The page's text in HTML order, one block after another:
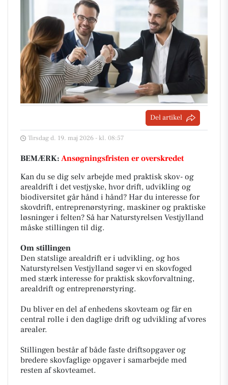
Del artikel
Tirsdag d. 19. maj 2026 - kl. 08:57
BEMÆRK: Ansøgningsfristen er overskredet
Kan du se dig selv arbejde med praktisk skov- og
arealdrift i det vestjyske, hvor drift, udvikling og
biodiversitet går hånd i hånd? Har du interesse for
skovdrift, entreprenørstyring, maskiner og praktiske
løsninger i felten? Så har Naturstyrelsen Vestjylland
måske stillingen til dig.
Om stillingen
Den statslige arealdrift er i udvikling, og hos
Naturstyrelsen Vestjylland søger vi en skovfoged
med stærk interesse for praktisk skovforvaltning,
arealdrift og entreprenørstyring.
Du bliver en del af enhedens skovteam og får en
central rolle i den daglige drift og udvikling af vores
arealer.
Stillingen består af både faste driftsopgaver og
bredere skovfaglige opgaver i samarbejde med
resten af skovteamet.